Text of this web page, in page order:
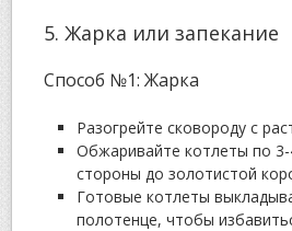
5. Жарка или запекание
Способ №1: Жарка
Разогрейте сковороду с
Обжаривайте котлеты по
стороны до золотистой
Готовые котлеты
полотенце, чтобы